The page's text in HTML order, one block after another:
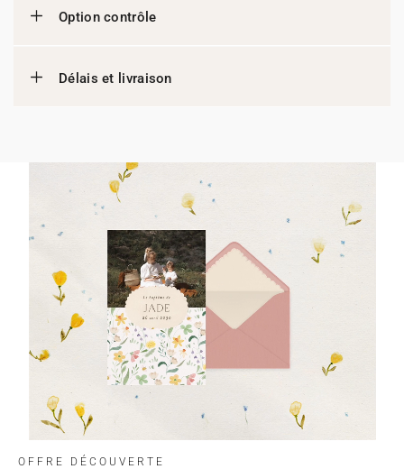
Option contrôle
Délais et livraison
OFFRE DÉCOUVERTE